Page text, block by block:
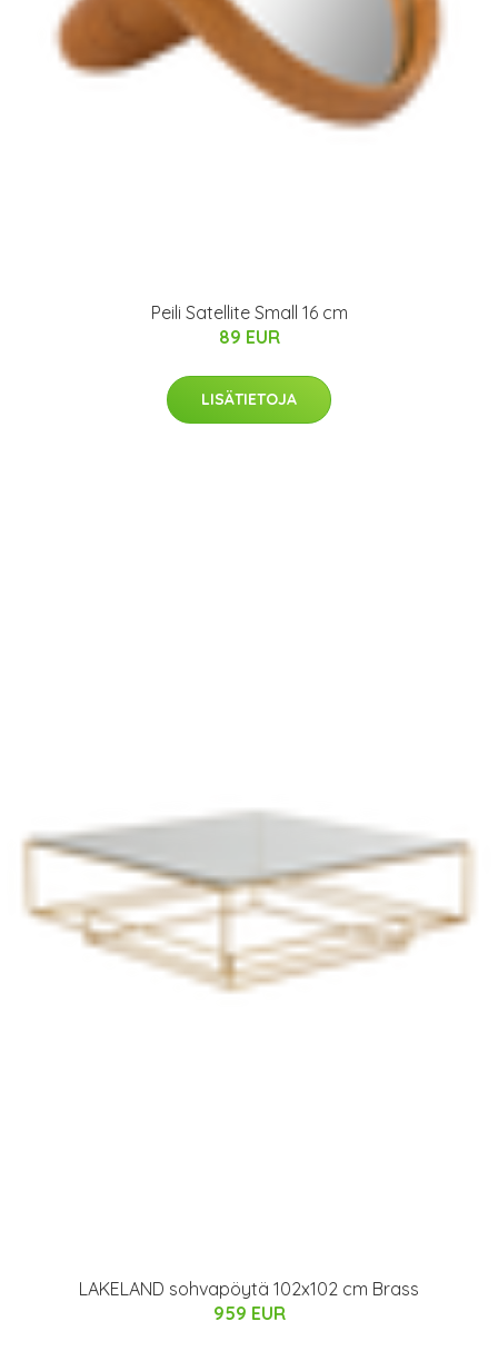
Peili Satellite Small 16 cm
89 EUR
LISÄTIETOJA
LAKELAND sohvapöytä 102x102 cm Brass
959 EUR